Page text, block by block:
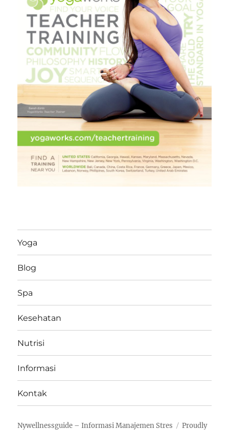
Yoga
Blog
Spa
Kesehatan
Nutrisi
Informasi
Kontak
Nywellnessguide – Informasi Manajemen Stres Proudly